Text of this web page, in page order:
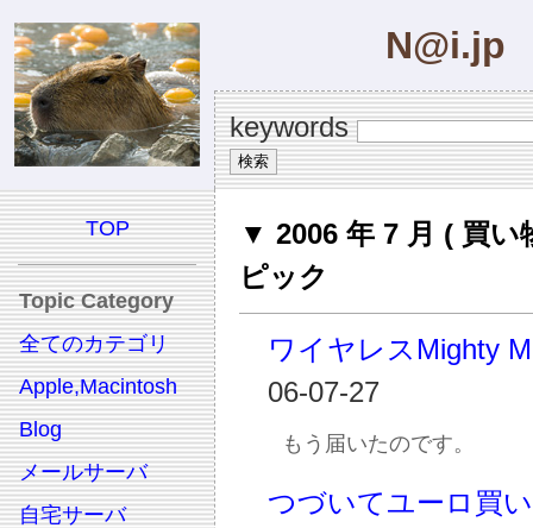
N@i.jp
keywords
TOP
Topic Category
全てのカテゴリ
Apple,Macintosh
Blog
メールサーバ
自宅サーバ
▼ 2006 年 7 月 ( 買い
ピック
ワイヤレスMighty
06-07-27
もう届いたのです。
つづいてユーロ買い